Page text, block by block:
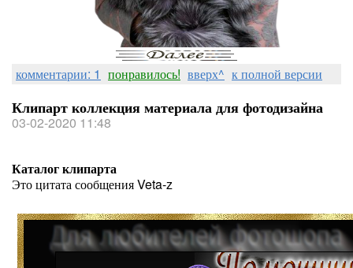
комментарии: 1 понравилось! вверх^ к полной версии
Клипарт коллекция материала для фотодизайна
03-02-2020 11:48
Каталог клипарта
Это цитата сообщения Veta-z